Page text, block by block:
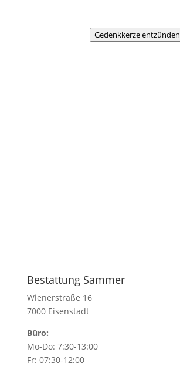
Gedenkkerze entzünden
Bestattung Sammer
Wienerstraße 16
7000 Eisenstadt
Büro:
Mo-Do: 7:30-13:00
Fr: 07:30-12:00